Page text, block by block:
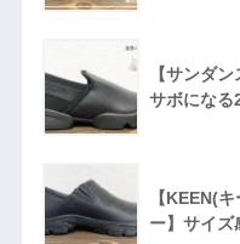
【サンダ
サボになる
【KEEN(
ー】サイズ